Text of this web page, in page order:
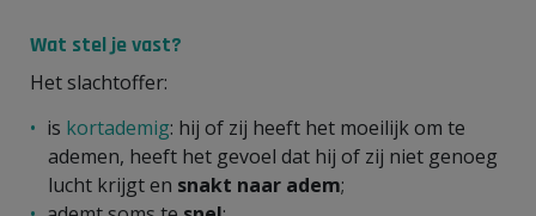
Wat stel je vast?
Het slachtoffer:
is kortademig: hij of zij heeft het moeilijk om te
ademen, heeft het gevoel dat hij of zij niet genoeg
lucht krijgt en snakt naar adem;